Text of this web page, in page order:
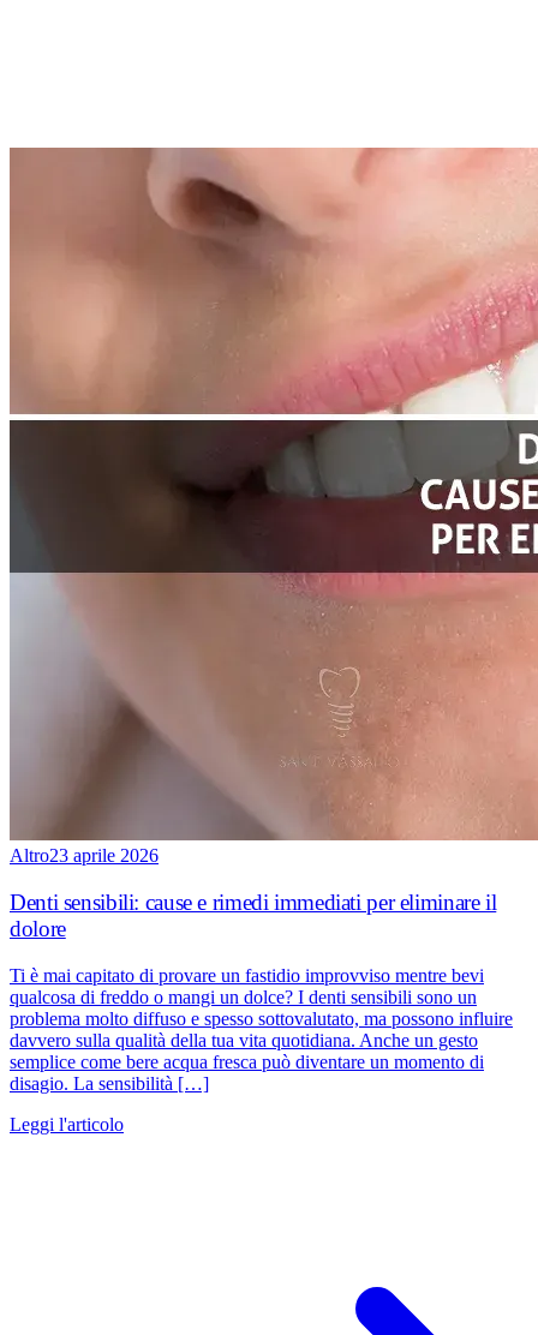
Altro23 aprile 2026
Denti sensibili: cause e rimedi immediati per eliminare il
dolore
Ti è mai capitato di provare un fastidio improvviso mentre bevi
qualcosa di freddo o mangi un dolce? I denti sensibili sono un
problema molto diffuso e spesso sottovalutato, ma possono influire
davvero sulla qualità della tua vita quotidiana. Anche un gesto
semplice come bere acqua fresca può diventare un momento di
disagio. La sensibilità […]
Leggi l'articolo